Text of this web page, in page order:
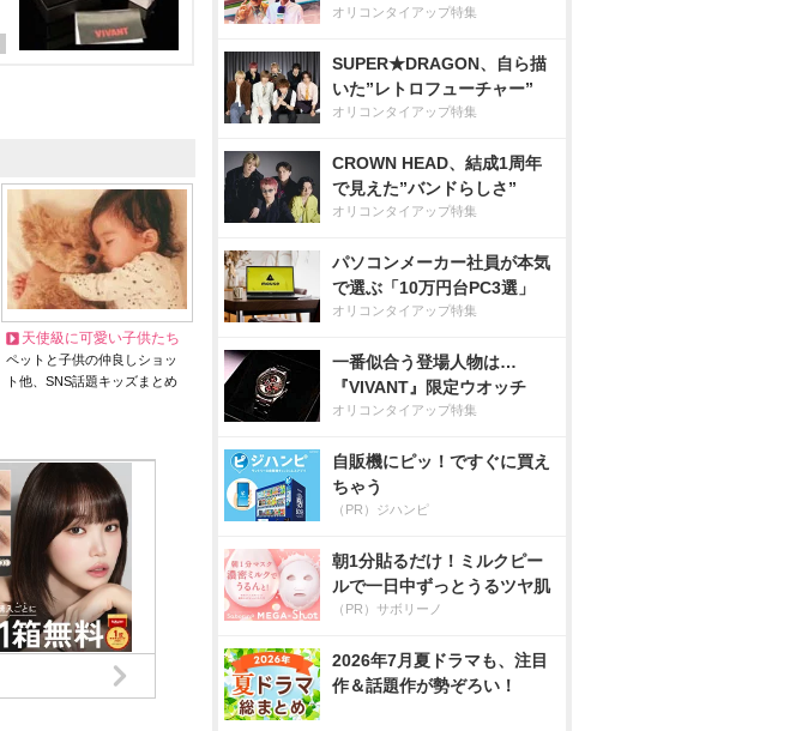
天使級に可愛い子供たち
ペットと子供の仲良しショッ
ト他、SNS話題キッズまとめ
オリコンタイアップ特集
SUPER★DRAGON、自ら描
いた”レトロフューチャー”
オリコンタイアップ特集
CROWN HEAD、結成1周年
で見えた”バンドらしさ”
オリコンタイアップ特集
パソコンメーカー社員が本気
で選ぶ「10万円台PC3選」
オリコンタイアップ特集
一番似合う登場人物は…
『VIVANT』限定ウオッチ
オリコンタイアップ特集
自販機にピッ！ですぐに買え
ちゃう
（PR）ジハンピ
朝1分貼るだけ！ミルクピー
ルで一日中ずっとうるツヤ肌
（PR）サボリーノ
2026年7月夏ドラマも、注目
作＆話題作が勢ぞろい！